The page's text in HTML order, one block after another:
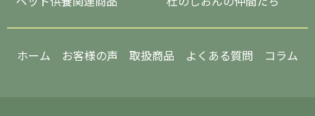
ホーム お客様の声 取扱商品 よくある質問 コラム